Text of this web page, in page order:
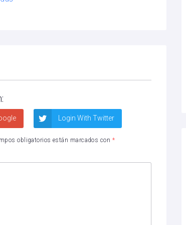
Login With Twitter
obligatorios están marcados con *